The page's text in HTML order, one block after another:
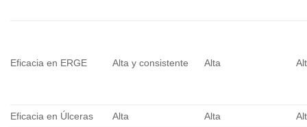
Eficacia en ERGE Alta y consistente Alta
Eficacia en Úlceras Alta Alta